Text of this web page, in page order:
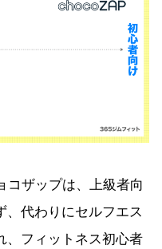
コザップは、上級者向
、代わりにセルフエス
、フィットネス初心者